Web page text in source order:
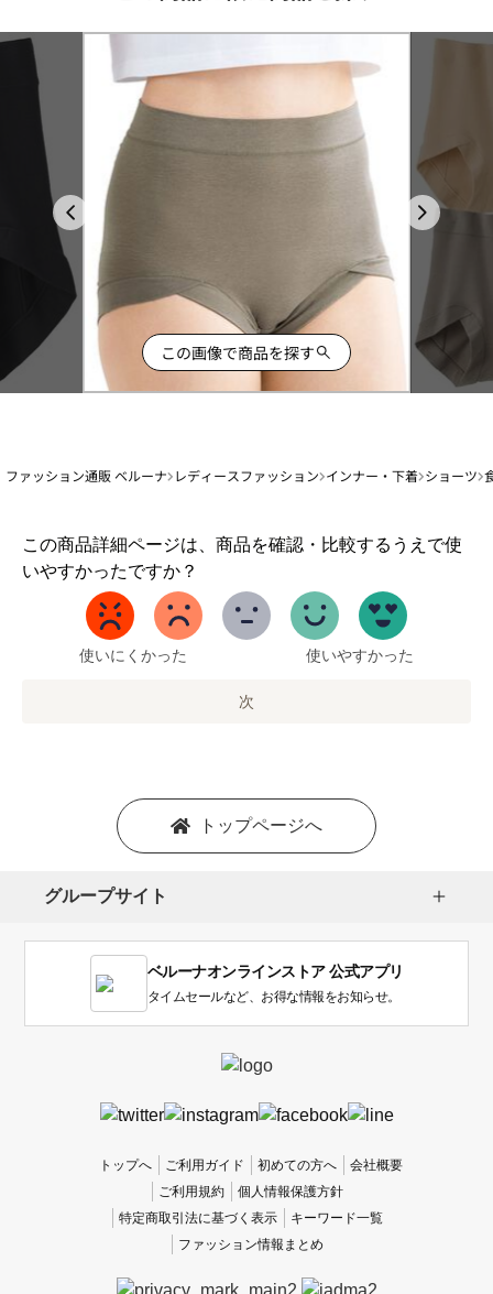
この画像で商品を探す
ファッション通販 ベルーナ レディースファッション インナー・下着 ショーツ
この商品詳細ページは、商品を確認・比較するうえで使
いやすかったですか？
1
か
い
使いにくかった 使いやすかった
次
トップページへ
グループサイト
ベルーナオンラインストア 公式アプリ
タイムセールなど、お得な情報をお知らせ。
トップへ ご利用ガイド 初めての方へ
会社概要
ご利用規約
個人情報保護方針
特定商取引法に基づく表示
キーワード一覧
ファッション情報まとめ